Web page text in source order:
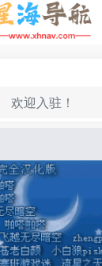
欢迎入驻！